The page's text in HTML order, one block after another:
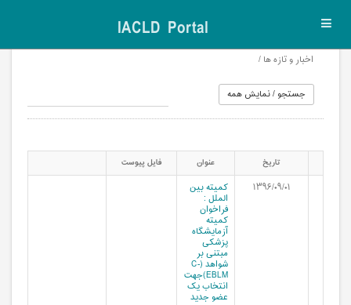
IACLD Portal
اخبار و تازه ها /
تاریخ عنوان فایل پیوست
۱۳۹۶/۰۹/۰۱ کمیته بین
الملل :
فراخوان
کمیته
آزمایشگاه
پزشکی
مبتنی بر
شواهد (C-
EBLM)جهت
انتخاب یک
عضو جدید